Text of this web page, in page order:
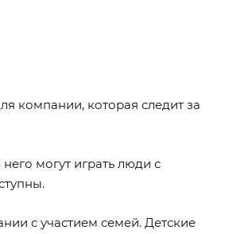
компании, которая следит за
могут играть люди с
с участием семей. Детские